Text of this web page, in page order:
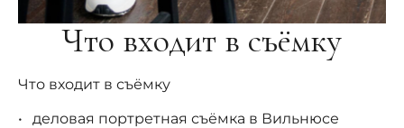
Что входит в съёмку
Что входит в съёмку
деловая портретная съёмка в Вильнюсе